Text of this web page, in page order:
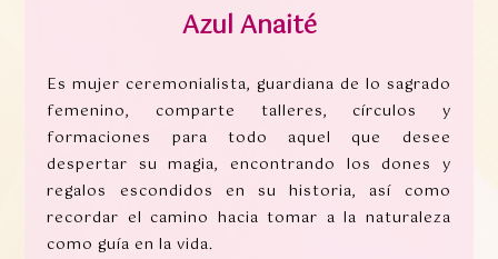
Azul Anaité
Es mujer ceremonialista, guardiana de lo sagrado
femenino, comparte talleres, círculos y
formaciones para todo aquel que desee
despertar su magia, encontrando los dones y
regalos escondidos en su historia, así como
recordar el camino hacia tomar a la naturaleza
como guía en la vida.